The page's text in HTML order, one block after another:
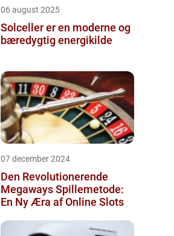
06 august 2025
Solceller er en moderne og
bæredygtig energikilde
07 december 2024
Den Revolutionerende
Megaways Spillemetode:
En Ny Æra af Online Slots